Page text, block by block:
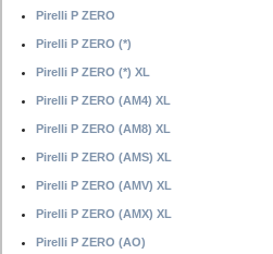
Pirelli P ZERO
Pirelli P ZERO (*)
Pirelli P ZERO (*) XL
Pirelli P ZERO (AM4) XL
Pirelli P ZERO (AM8) XL
Pirelli P ZERO (AMS) XL
Pirelli P ZERO (AMV) XL
Pirelli P ZERO (AMX) XL
Pirelli P ZERO (AO)